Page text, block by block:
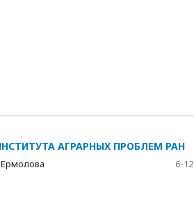
АГРАРНЫХ ПРОБЛЕМ РАН
6-12